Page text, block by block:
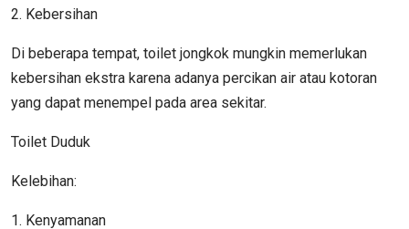
2. Kebersihan
Di beberapa tempat, toilet jongkok mungkin memerlukan
kebersihan ekstra karena adanya percikan air atau kotoran
yang dapat menempel pada area sekitar.
Toilet Duduk
Kelebihan:
1. Kenyamanan